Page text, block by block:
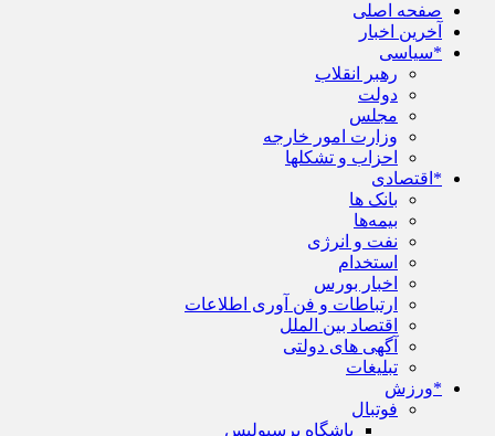
صفحه اصلی
آخرین اخبار
*سیاسی
رهبر انقلاب
دولت
مجلس
وزارت امور خارجه
احزاب و تشکلها
*اقتصادی
بانک ها
بیمه‌ها
نفت و انرژی
استخدام
اخبار بورس
ارتباطات و فن آوری اطلاعات
اقتصاد بین الملل
آگهی های دولتی
تبلیغات
*ورزش
فوتبال
باشگاه پرسپولیس